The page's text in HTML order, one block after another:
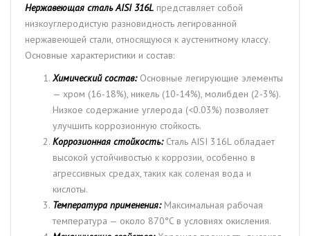
Нержавеющая сталь AISI 316L представляет собой
низкоуглеродистую разновидность легированной
нержавеющей стали, относящуюся к аустенитному классу.
Основные характеристики и состав:
Химический состав: Основные легирующие элементы
— хром (16-18%), никель (10-14%), молибден (2-3%).
Низкое содержание углерода (<0.03%) позволяет
улучшить коррозионную стойкость.
Коррозионная стойкость: Сталь AISI 316L обладает
высокой устойчивостью к коррозии, особенно в
агрессивных средах, таких как соленая вода и
кислоты.
Температура применения:Максимальная рабочая
температура — около 870°C в условиях окисления.